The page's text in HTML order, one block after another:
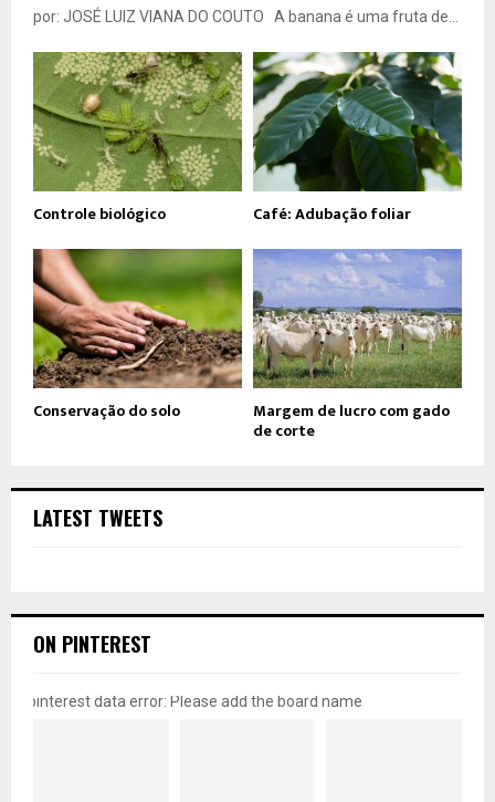
por: JOSÉ LUIZ VIANA DO COUTO A banana é uma fruta de...
Controle biológico Café: Adubação foliar
Conservação do solo Margem de lucro com gado
de corte
LATEST TWEETS
ON PINTEREST
pinterest data error: Please add the board name